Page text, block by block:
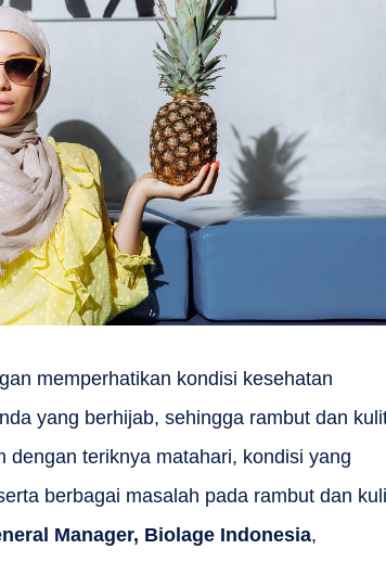
memperhatikan kondisi kesehatan
yang berhijab, sehingga rambut dan
dengan teriknya matahari, kondisi yang
berbagai masalah pada rambut dan
Manager, Biolage Indonesia,